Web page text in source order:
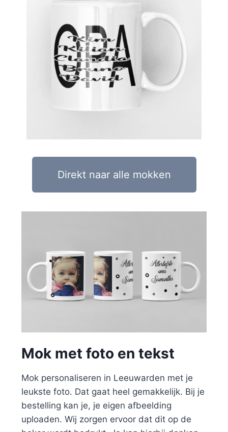
Direkt naar alle mokken
Mok met foto en tekst
Mok personaliseren in Leeuwarden met je
leukste foto. Dat gaat heel gemakkelijk. Bij je
bestelling kan je, je eigen afbeelding
uploaden. Wij zorgen ervoor dat dit op de